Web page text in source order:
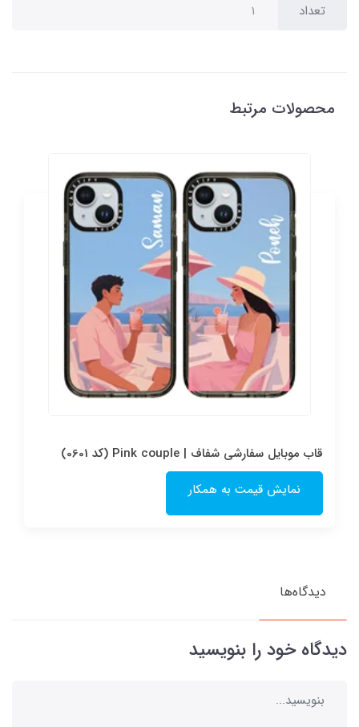
تعداد
محصولات مرتبط
قاب موبایل سفارشی شفاف | Pink couple (کد 0601)
نمایش قیمت به همکار
دیدگاه‌ها
دیدگاه خود را بنویسید